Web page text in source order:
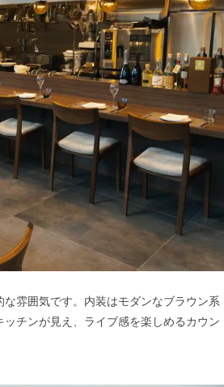
雰囲気です。内装はモダンなブラウン系
チンが見え、ライブ感を楽しめるカウン